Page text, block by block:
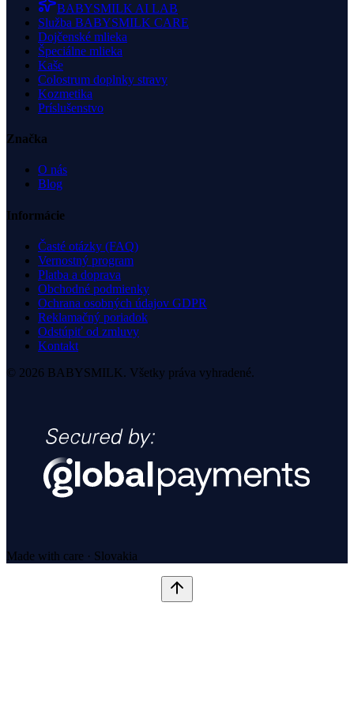
BABYSMILK AI LAB
Služba BABYSMILK CARE
Dojčenské mlieka
Špeciálne mlieka
Kaše
Colostrum doplnky stravy
Kozmetika
Príslušenstvo
Značka
O nás
Blog
Informácie
Časté otázky (FAQ)
Vernostný program
Platba a doprava
Obchodné podmienky
Ochrana osobných údajov GDPR
Reklamačný poriadok
Odstúpiť od zmluvy
Kontakt
© 2026 BABYSMILK. Všetky práva vyhradené.
Made with care · Slovakia